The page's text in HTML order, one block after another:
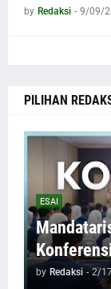
by Redaksi - 9/09/
PILIHAN
ESAI
by Redaksi - 2/